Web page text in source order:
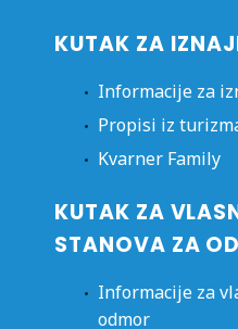
KUTAK ZA
Informacije za
Propisi iz
Kvarner Family
KUTAK ZA
STANOVA ZA
Informacije za
odmor